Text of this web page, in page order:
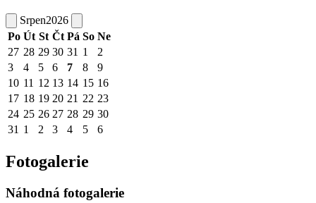
Srpen2026
Po Út St Čt Pá So Ne
27 28 29 30 31 1
2
3
4 5 6 7 8
9
10 11 12 13 14 15 16
17 18 19 20 21 22 23
24 25 26 27 28 29 30
31 1 2 3 4 5 6
Fotogalerie
Náhodná fotogalerie